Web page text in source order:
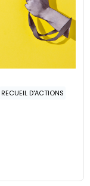
RECUEIL D'ACTIONS